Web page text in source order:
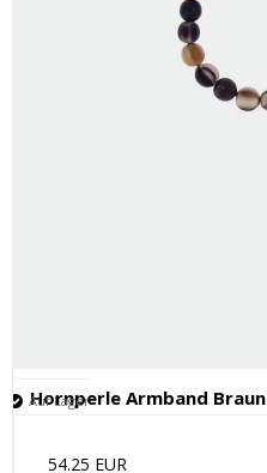
Hornperle Armband Braun
Auf Lager
54.25 EUR